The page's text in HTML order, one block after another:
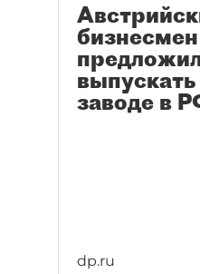
заводе в
dp.ru